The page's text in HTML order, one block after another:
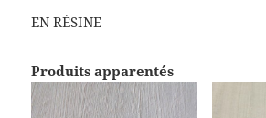
EN RÉSINE
Produits apparentés